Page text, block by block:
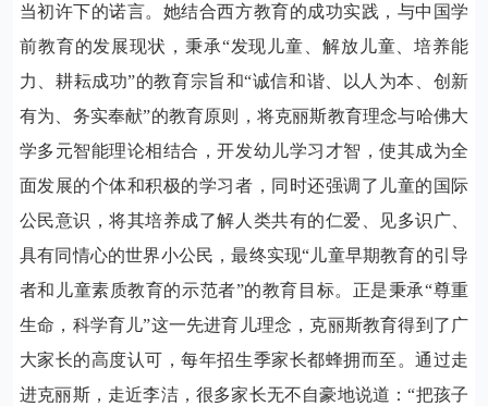
当初许下的诺言。她结合西方教育的成功实践，与中国学
前教育的发展现状，秉承“发现儿童、解放儿童、培养能
力、耕耘成功”的教育宗旨和“诚信和谐、以人为本、创新
有为、务实奉献”的教育原则，将克丽斯教育理念与哈佛大
学多元智能理论相结合，开发幼儿学习才智，使其成为全
面发展的个体和积极的学习者，同时还强调了儿童的国际
公民意识，将其培养成了解人类共有的仁爱、见多识广、
具有同情心的世界小公民，最终实现“儿童早期教育的引导
者和儿童素质教育的示范者”的教育目标。正是秉承“尊重
生命，科学育儿”这一先进育儿理念，克丽斯教育得到了广
大家长的高度认可，每年招生季家长都蜂拥而至。通过走
进克丽斯，走近李洁，很多家长无不自豪地说道：“把孩子